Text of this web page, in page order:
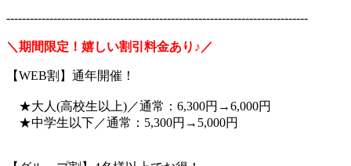
-----------------------------------------------------------------------------
＼期間限定！嬉しい割引料金あり♪／
【WEB割】通年開催！
★大人(高校生以上)／通常：6,300円→6,000円
★中学生以下／通常：5,300円→5,000円